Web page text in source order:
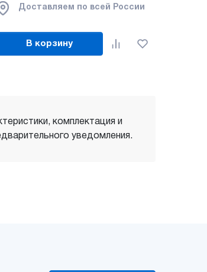
Доставляем по всей России
В корзину
комплектация и
уведомления.